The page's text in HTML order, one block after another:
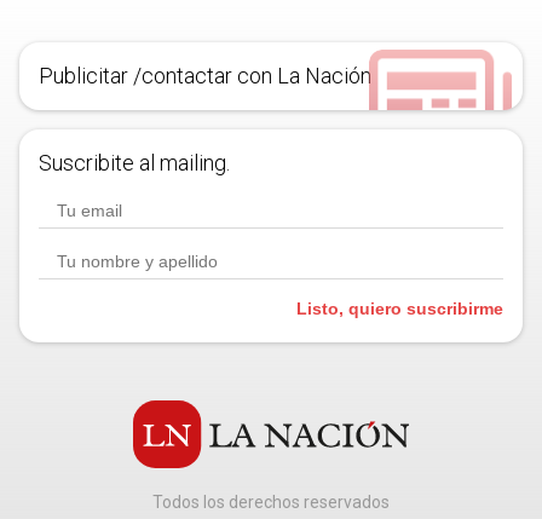
Publicitar /contactar con La Nación
Suscribite al mailing.
Listo, quiero suscribirme
Todos los derechos reservados